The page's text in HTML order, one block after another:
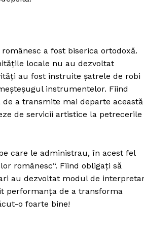
a fost biserica ortodoxă.
locale nu au dezvoltat
au fost instruite şatrele de robi
instrumentelor. Fiind
a transmite mai departe această
de servicii artistice la petrecerile
care le administrau, în acest fel
românesc“. Fiind obligaţi să
au dezvoltat modul de
performanţa de a transforma
o foarte bine!